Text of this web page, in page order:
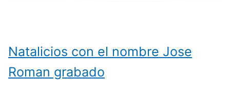
Natalicios con el nombre Jose
Roman grabado